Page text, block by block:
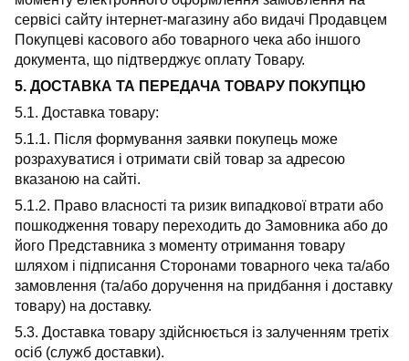
сервісі сайту інтернет-магазину або видачі Продавцем
Покупцеві касового або товарного чека або іншого
документа, що підтверджує оплату Товару.
5. ДОСТАВКА ТА ПЕРЕДАЧА ТОВАРУ ПОКУПЦЮ
5.1. Доставка товару:
5.1.1. Після формування заявки покупець може
розрахуватися і отримати свій товар за адресою
вказаною на сайті.
5.1.2. Право власності та ризик випадкової втрати або
пошкодження товару переходить до Замовника або до
його Представника з моменту отримання товару
шляхом і підписання Сторонами товарного чека та/або
замовлення (та/або доручення на придбання і доставку
товару) на доставку.
5.3. Доставка товару здійснюється із залученням третіх
осіб (служб доставки).